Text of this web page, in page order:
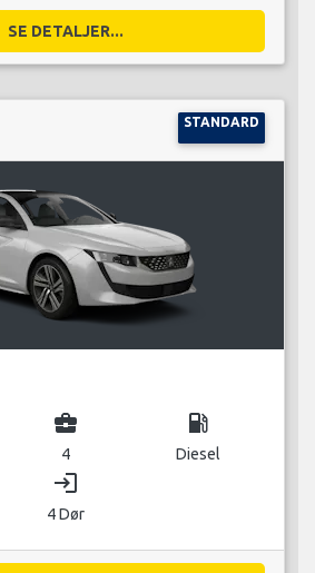
SE DETALJER...
STANDARD
business_center
4
local_gas_station
Diesel
login
4 Dør